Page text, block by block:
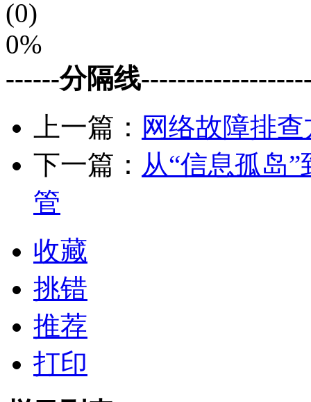
(0)
0%
------分隔线
上一篇： 网络故障排
下一篇： 从“信息孤岛
管
收藏
挑错
推荐
打印